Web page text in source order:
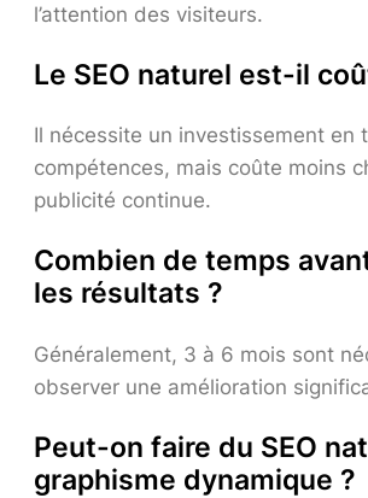
l’attention des visiteurs.
Le SEO naturel est-il
Il nécessite un investissement en
compétences, mais coûte moins
publicité continue.
Combien de temps
les résultats ?
Généralement, 3 à 6 mois sont
observer une amélioration
Peut-on faire du SEO
graphisme dynamique ?